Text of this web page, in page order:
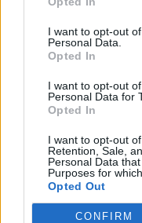
I want to opt-out
Personal Data.
Opted In
I want to opt-out
Personal Data for
Opted In
I want to opt-out
Retention, Sale,
Personal Data
Purposes for
Opted Out
CONFIRM
LE